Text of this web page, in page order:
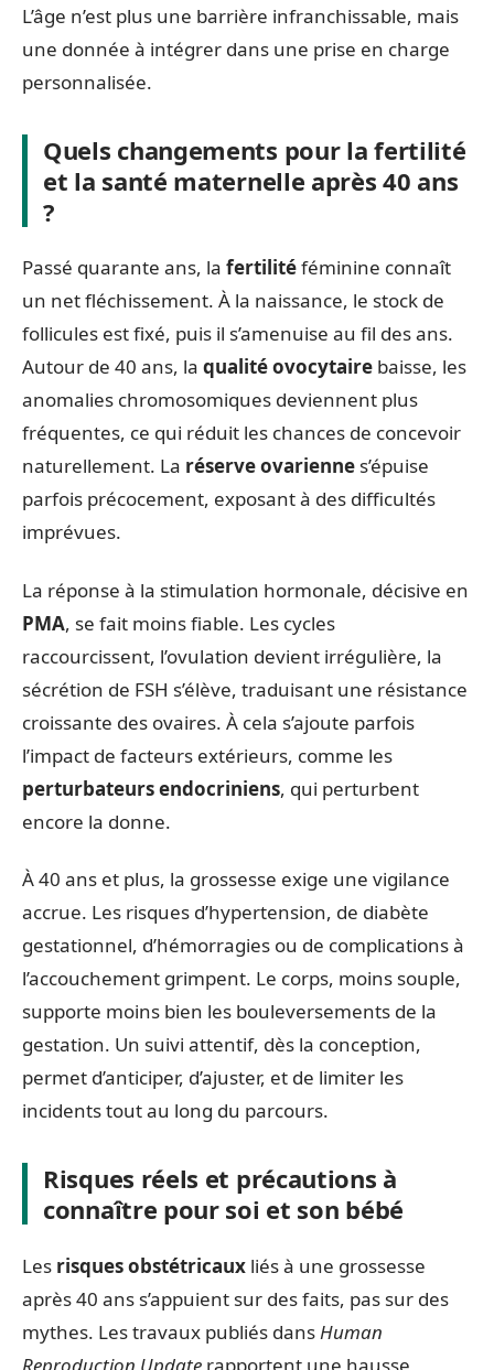
L’âge n’est plus une barrière infranchissable, mais
une donnée à intégrer dans une prise en charge
personnalisée.
Quels changements pour la fertilité
et la santé maternelle après 40 ans
?
Passé quarante ans, la fertilitéféminine connaît
un net fléchissement. À la naissance, le stock de
follicules est fixé, puis il s’amenuise au fil des ans.
Autour de 40 ans, la qualité ovocytaire baisse, les
anomalies chromosomiques deviennent plus
fréquentes, ce qui réduit les chances de concevoir
naturellement. La réserve ovarienne s’épuise
parfois précocement, exposant à des difficultés
imprévues.
La réponse à la stimulation hormonale, décisive en
PMA, se fait moins fiable. Les cycles
raccourcissent, l’ovulation devient irrégulière, la
sécrétion de FSH s’élève, traduisant une résistance
croissante des ovaires. À cela s’ajoute parfois
l’impact de facteurs extérieurs, comme les
perturbateurs endocriniens, qui perturbent
encore la donne.
À 40 ans et plus, la grossesse exige une vigilance
accrue. Les risques d’hypertension, de diabète
gestationnel, d’hémorragies ou de complications à
l’accouchement grimpent. Le corps, moins souple,
supporte moins bien les bouleversements de la
gestation. Un suivi attentif, dès la conception,
permet d’anticiper, d’ajuster, et de limiter les
incidents tout au long du parcours.
Risques réels et précautions à
connaître pour soi et son bébé
Les risques obstétricaux liés à une grossesse
après 40 ans s’appuient sur des faits, pas sur des
mythes. Les travaux publiés dans Human
Reproduction Update rapportent une hausse